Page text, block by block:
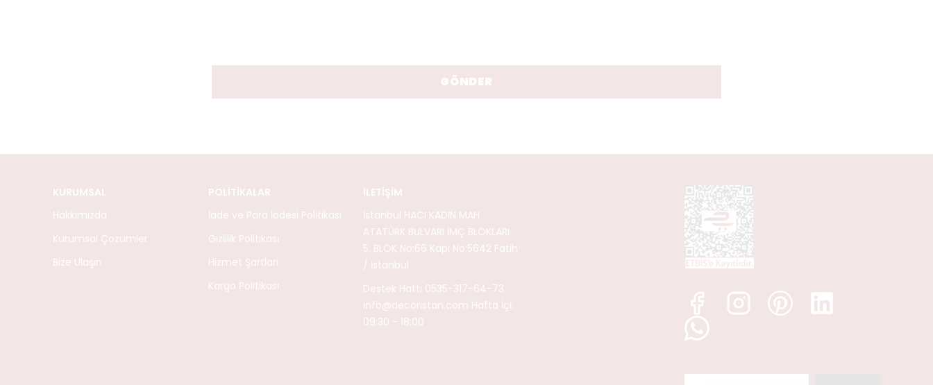
GÖNDER
KURUMSAL
Hakkımızda
Kurumsal Çözümler
Bize Ulaşın
POLİTİKALAR
İade ve Para İadesi Politikası
Gizlilik Politikası
Hizmet Şartları
Kargo Politikası
İLETİŞİM
İstanbul HACI KADIN MAH
ATATÜRK BULVARI İMÇ BLOKLARI
5. BLOK No:66 Kapı No:5642 Fatih
/ İstanbul
Destek Hattı 0535-317-64-73
info@decoristan.com Hafta İçi:
09:30 - 18:00